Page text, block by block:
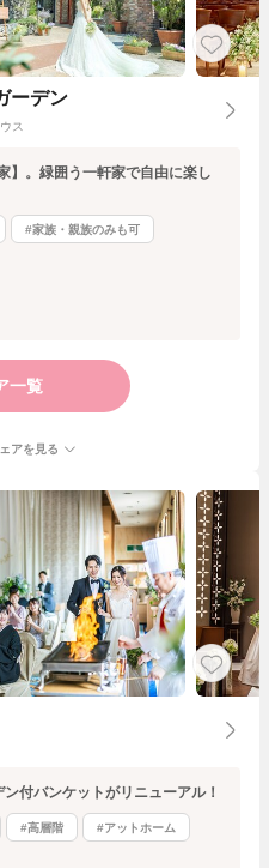
ーデン
ス
】。緑囲う一軒家で自由に楽し
#家族・親族のみも可
一覧
アを見る
付バンケットがリニューアル！
#高層階 #アットホーム